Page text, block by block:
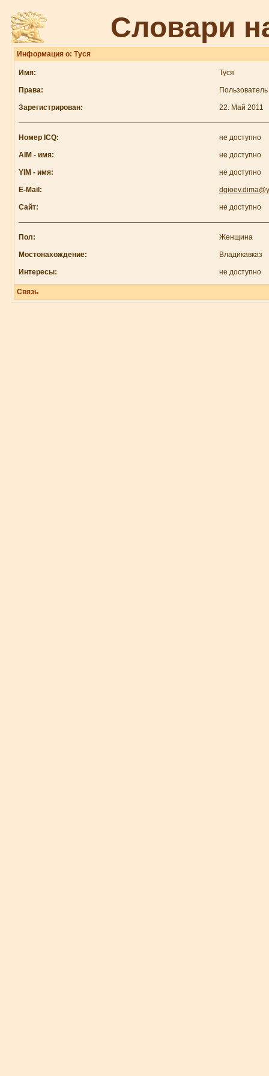
Словари
Информация о: Туся
Имя: Туся
Права: Пользователь
Зарегистрирован: 22. Май 2011
Номер ICQ: не доступно
AIM - имя: не доступно
YIM - имя: не доступно
E-Mail:
Сайт: не доступно
Пол: Женщина
Мостонахождение: Владикавказ
Интересы: не доступно
Связь